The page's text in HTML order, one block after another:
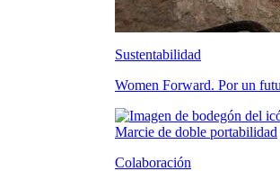
Sustentabilidad
Women Forward. Por un
Colaboración